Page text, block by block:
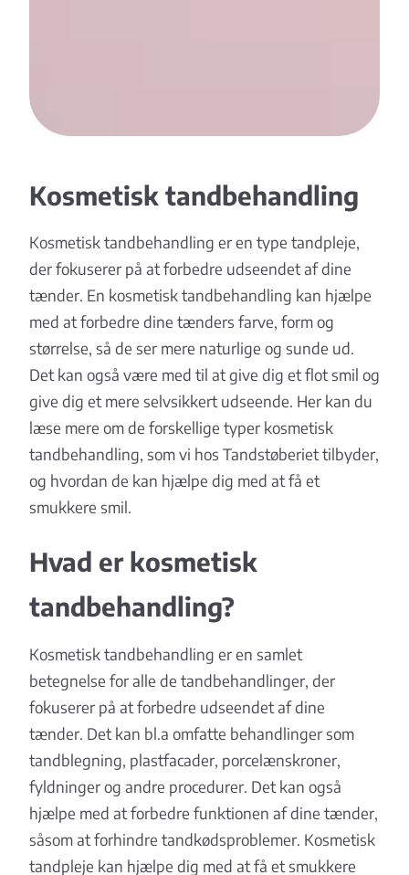
Kosmetisk tandbehandling
Kosmetisk tandbehandling er en type tandpleje,
der fokuserer på at forbedre udseendet af dine
tænder. En kosmetisk tandbehandling kan hjælpe
med at forbedre dine tænders farve, form og
størrelse, så de ser mere naturlige og sunde ud.
Det kan også være med til at give dig et flot smil og
give dig et mere selvsikkert udseende. Her kan du
læse mere om de forskellige typer kosmetisk
tandbehandling, som vi hos Tandstøberiet tilbyder,
og hvordan de kan hjælpe dig med at få et
smukkere smil.
Hvad er kosmetisk
tandbehandling?
Kosmetisk tandbehandling er en samlet
betegnelse for alle de tandbehandlinger, der
fokuserer på at forbedre udseendet af dine
tænder. Det kan bl.a omfatte behandlinger som
tandblegning, plastfacader, porcelænskroner,
fyldninger og andre procedurer. Det kan også
hjælpe med at forbedre funktionen af dine tænder,
såsom at forhindre tandkødsproblemer. Kosmetisk
tandpleje kan hjælpe dig med at få et smukkere